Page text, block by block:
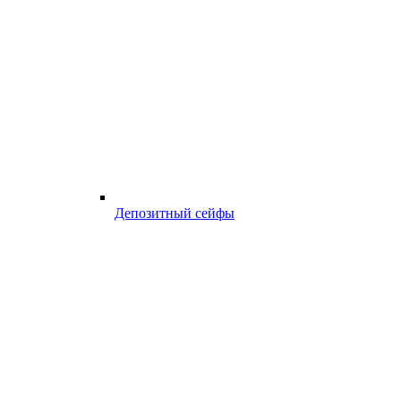
Депозитный сейфы